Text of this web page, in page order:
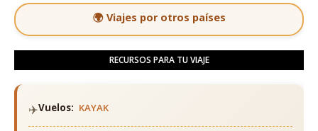
🌍 Viajes por otros países
RECURSOS PARA TU VIAJE
✈️Vuelos: KAYAK